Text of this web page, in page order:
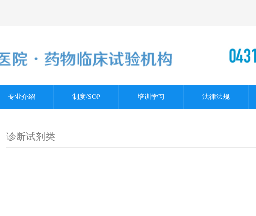
专业介绍 制度/SOP 培训学习 法律法规
诊断试剂类